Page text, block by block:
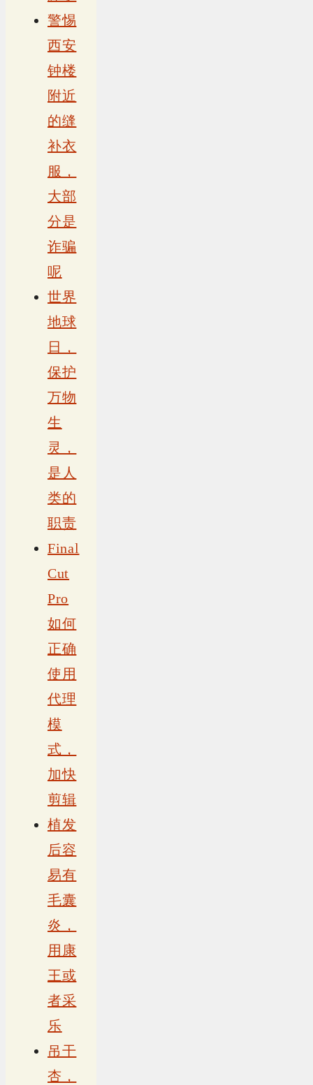
警惕
西安
钟楼
附近
的缝
补衣
服，
大部
分是
诈骗
呢
世界
地球
日，
保护
万物
生
灵，
是人
类的
职责
Final
Cut
Pro
如何
正确
使用
代理
模
式，
加快
剪辑
植发
后容
易有
毛囊
炎，
用康
王或
者采
乐
吊干
杏，